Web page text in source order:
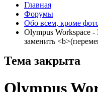
Главная
Форумы
Обо всем, кроме
Olympus Workspace
заменить
Тема закрыта
Olympus